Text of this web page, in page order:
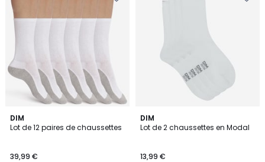
DIM
Lot de 12 paires de chaussettes
39,99 €
DIM
Lot de 2 chaussettes en Modal
13,99 €
4,5
/ 5
4
Couleurs